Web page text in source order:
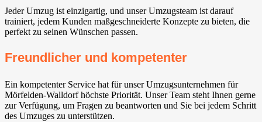
Jeder Umzug ist einzigartig, und unser Umzugsteam ist darauf
trainiert, jedem Kunden maßgeschneiderte Konzepte zu bieten, die
perfekt zu seinen Wünschen passen.
Freundlicher und kompetenter
Ein kompetenter Service hat für unser Umzugsunternehmen für
Mörfelden-Walldorf⁠ höchste Priorität. Unser Team steht Ihnen gerne
zur Verfügung, um Fragen zu beantworten und Sie bei jedem Schritt
des Umzuges zu unterstützen.